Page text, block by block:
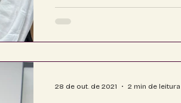
28 de out. de 2021 2 min de leitura